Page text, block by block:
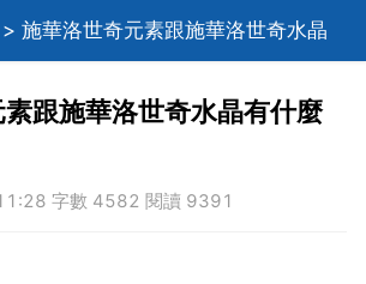
> 施華洛世奇元素跟施華洛世奇水晶
跟施華洛世奇水晶有什麼
字數 4582 閱讀 9391